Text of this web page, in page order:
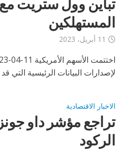
تباين وول ستريت
المستهلكين
11 أبريل، 2023
لإصدارات البيانات الرئيسية التي
الاخبار الاقتصادية
الركود